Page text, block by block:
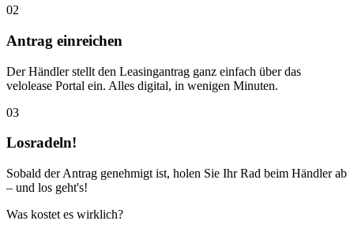
02
Antrag einreichen
Der Händler stellt den Leasingantrag ganz einfach über das
velolease Portal ein. Alles digital, in wenigen Minuten.
03
Losradeln!
Sobald der Antrag genehmigt ist, holen Sie Ihr Rad beim Händler ab
– und los geht's!
Was kostet es wirklich?